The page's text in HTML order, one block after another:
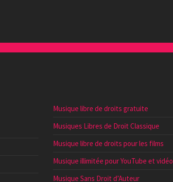
Musique libre de droits gratuite
Musiques Libres de Droit Classique
Musique libre de droits pour les films
Musique illimitée pour YouTube et vidéo
Musique Sans Droit d’Auteur